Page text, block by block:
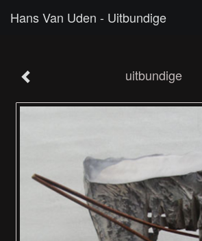
Hans Van Uden - Uitbundige
uitbundige